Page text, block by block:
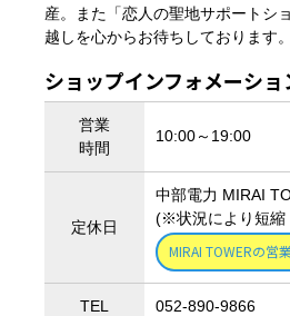
産。また「恋人の聖地サポートシ
越しを心からお待ちしております。
ショップインフォメーショ
営業
時間
10:00～19:00
定休日
中部電力 MIRAI
(※状況により短縮
MIRAI TOWERの営
TEL 052-890-9866